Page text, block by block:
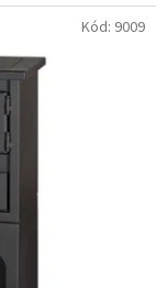
Kód: 9009